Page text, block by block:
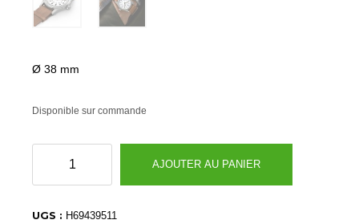
Ø 38 mm
Disponible sur commande
H69439511
AJOUTER AU PANIER
UGS : H69439511